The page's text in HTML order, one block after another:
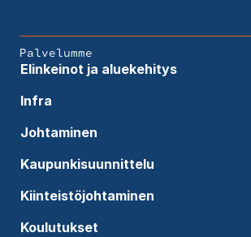
Palvelumme
Elinkeinot ja aluekehitys
Infra
Johtaminen
Kaupunkisuunnittelu
Kiinteistöjohtaminen
Koulutukset